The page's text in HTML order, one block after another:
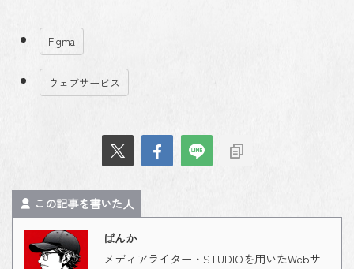
Figma
ウェブサービス
この記事を書いた人
ばんか
メディアライター・STUDIOを用いたWebサ